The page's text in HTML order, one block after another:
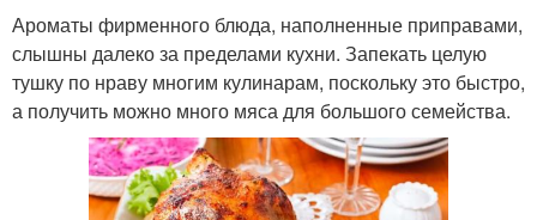
Ароматы фирменного блюда, наполненные приправами,
слышны далеко за пределами кухни. Запекать целую
тушку по нраву многим кулинарам, поскольку это быстро,
а получить можно много мяса для большого семейства.